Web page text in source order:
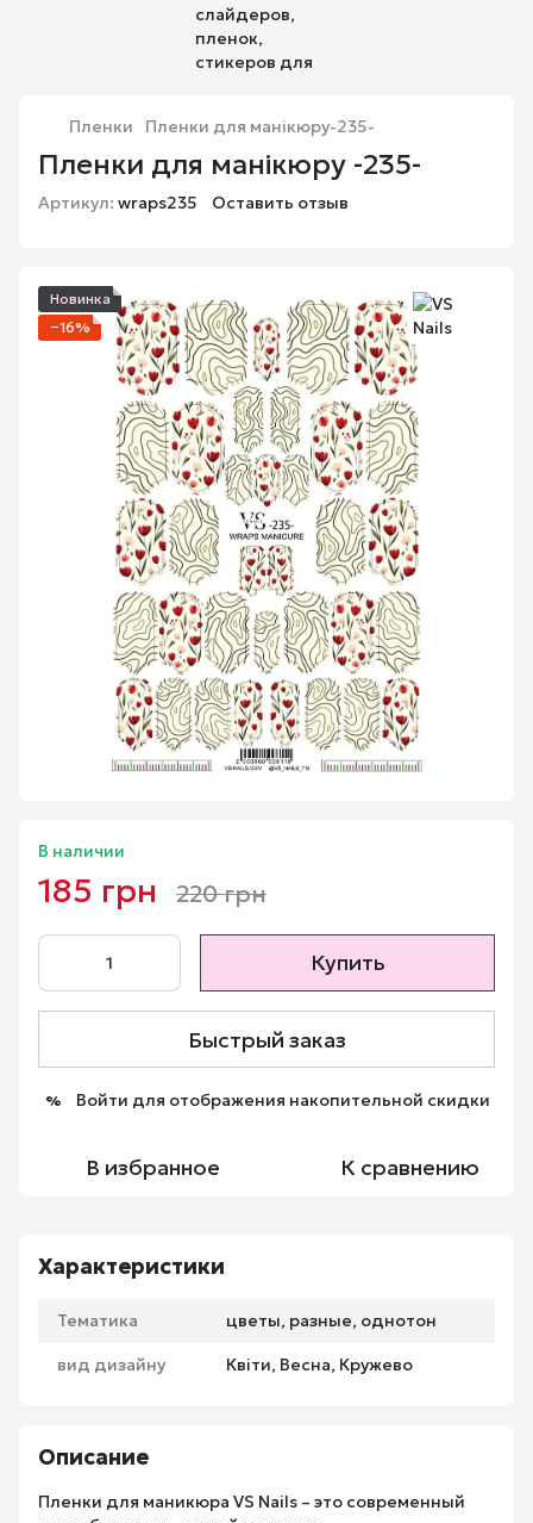
Пленки Пленки для манікюру-235-
Пленки для манікюру -235-
Артикул: wraps235 Оставить отзыв
Новинка
−16%
В наличии
185 грн 220 грн
Купить
Быстрый заказ
% Войти для отображения накопительной скидки
В избранное К сравнению
Характеристики
Тематика цветы, разные, однотон
вид дизайну Квіти, Весна, Кружево
Описание
Пленки для маникюра VS Nails – это современный